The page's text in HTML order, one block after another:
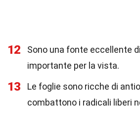
12
Sono una fonte eccellente
importante per la vista.
13
Le foglie sono ricche di
combattono i radicali liberi